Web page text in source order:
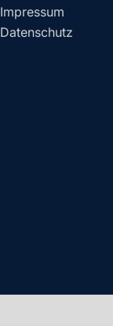
Impressum
Datenschutz